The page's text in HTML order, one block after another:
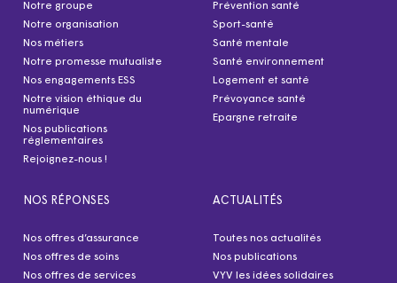
Notre groupe
Notre organisation
Nos métiers
Notre promesse mutualiste
Nos engagements ESS
Notre vision éthique du
numérique
Nos publications
réglementaires
Rejoignez-nous !
Prévention santé
Sport-santé
Santé mentale
Santé environnement
Logement et santé
Prévoyance santé
Epargne retraite
NOS RÉPONSES
Nos offres d’assurance
Nos offres de soins
Nos offres de services
ACTUALITÉS
Toutes nos actualités
Nos publications
VYV les idées solidaires